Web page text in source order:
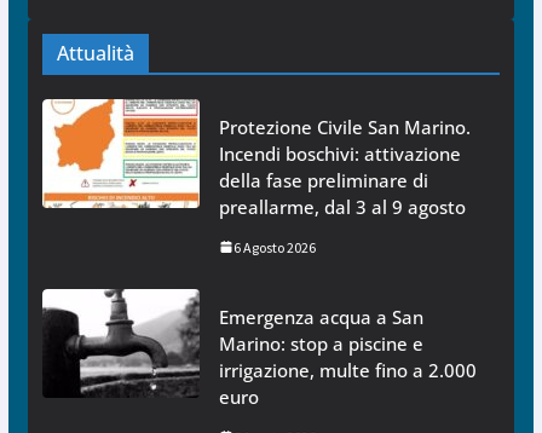
Attualità
Protezione Civile San Marino.
Incendi boschivi: attivazione
della fase preliminare di
preallarme, dal 3 al 9 agosto
6 Agosto 2026
Emergenza acqua a San
Marino: stop a piscine e
irrigazione, multe fino a 2.000
euro